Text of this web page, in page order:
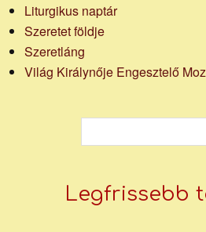
Liturgikus naptár
Szeretet földje
Szeretláng
Világ Királynője Engesztelő
Legfrissebb